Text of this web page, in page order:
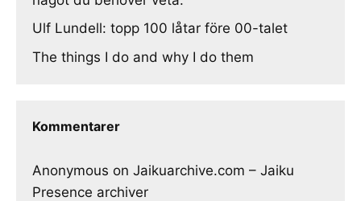
Ulf Lundell: topp 100 låtar före 00-talet
The things I do and why I do them
Kommentarer
Anonymous on Jaikuarchive.com – Jaiku
Presence archiver